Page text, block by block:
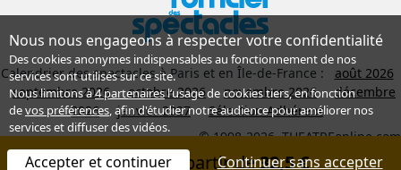
Calendrier des spectacles à Paris et en Île-de-France :
août 2026
septembre 2026
octobre 2026 novembre 2026
décembre
2026
janvier 2027
Sélection Adhérent
© 1998-2026, THEATREonline.com
Réserver à partir de32,5 €
Nous nous engageons à respecter votre confidentialité
Des cookies anonymes indispensables au fonctionnement de nos
services sont utilisés sur ce site.
Nous limitons à4 partenairesl’usage de cookies tiers, en fonction
devos préférences, afin d'étudier notre audience pour améliorer nos
services et diffuser des vidéos.
Accepter et continuer Continuer sans accepter